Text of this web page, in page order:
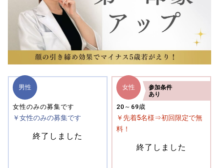
男性
女性のみの募集です
￥女性のみの募集です
終了しました
女性
20～69歳
￥先着5名様⇒初回限定で無
料！
参加条件
あり
終了しました